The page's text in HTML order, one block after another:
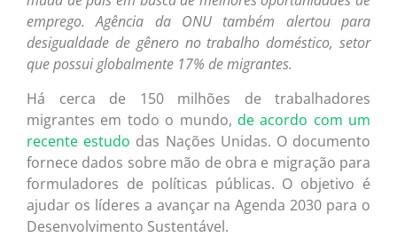
emprego. Agência da ONU também alertou para
desigualdade de gênero no trabalho doméstico, setor
que possui globalmente 17% de migrantes.
Há cerca de 150 milhões de trabalhadores
migrantes em todo o mundo, de acordo com um
recente estudo das Nações Unidas. O documento
fornece dados sobre mão de obra e migração para
formuladores de políticas públicas. O objetivo é
ajudar os líderes a avançar na Agenda 2030 para o
Desenvolvimento Sustentável.